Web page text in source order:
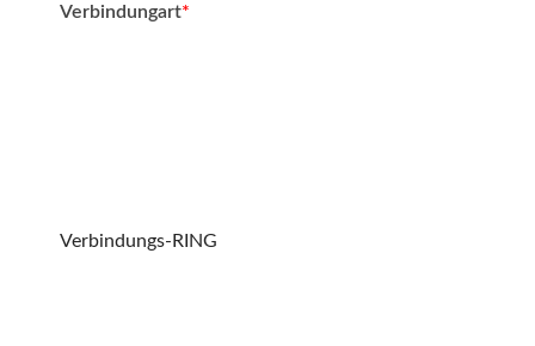
*
Verbindungart
Verbindungs-RING